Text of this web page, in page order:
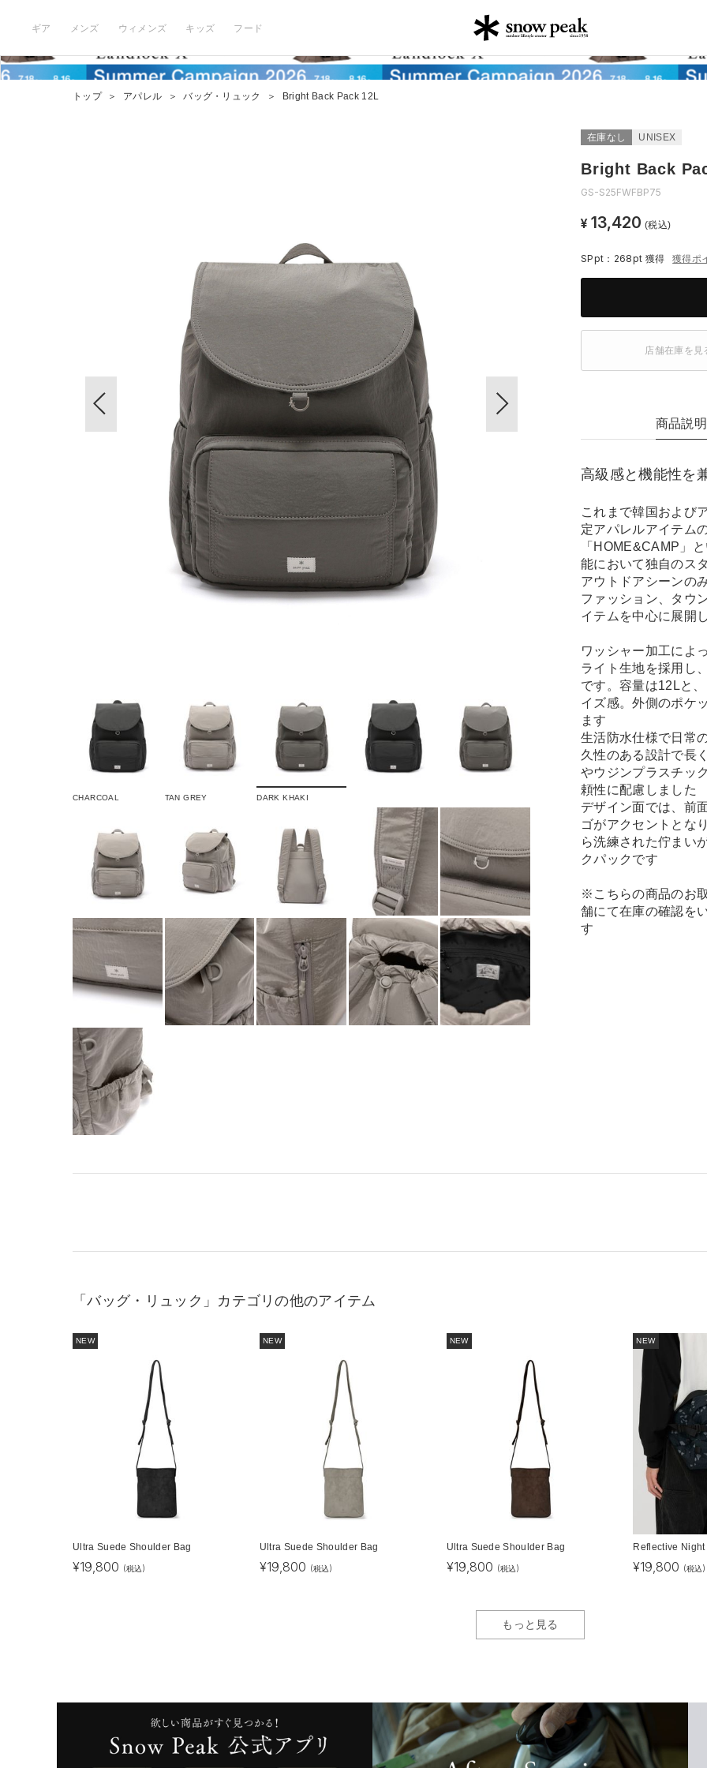
ギア メンズ ウィメンズ キッズ フード
トップ ＞ アパレル ＞ バッグ・リュック ＞ Bright Back Pack 12L
CHARCOAL TAN GREY DARK KHAKI
在庫なし UNISEX
Bright Back
GS-S25FWFBP75
¥ 13,420 (税込)
SPpt：268pt 獲得 獲得ポ
店舗在庫を見
商品説明
高級感と機能性を
これまで韓国および
定アパレルアイテム
「HOME&CAMP」
能において独自のス
アウトドアシーンの
ファッション、タウ
イテムを中心に展開
ワッシャー加工によ
ライト生地を採用し
です。容量は12Lと
イズ感。外側のポケ
ます
生活防水仕様で日常
久性のある設計で長
やウジンプラスチッ
頼性に配慮しました
デザイン面では、前
ゴがアクセントとな
ら洗練された佇まい
クパックです
※こちらの商品のお
舗にて在庫の確認を
す
「バッグ・リュック」カテゴリの他のアイテム
NEW
Ultra Suede Shoulder Bag
¥19,800 (税込)
NEW
Ultra Suede Shoulder Bag
¥19,800 (税込)
NEW
Ultra Suede Shoulder Bag
¥19,800 (税込)
NEW
Reflective
¥19,800 (税込)
もっと見る